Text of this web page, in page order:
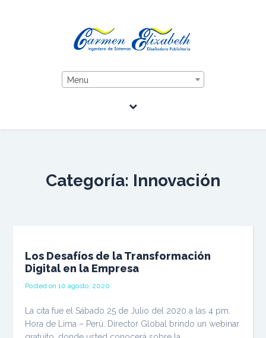
Menu
Categoría: Innovación
Los Desafíos de la Transformación
Digital en la Empresa
Posted on10 agosto, 2020
La cita fue el Sábado 25 de Julio del 2020 a las 4 pm.
Hora de Lima – Perú. Director Global brindo un webinar